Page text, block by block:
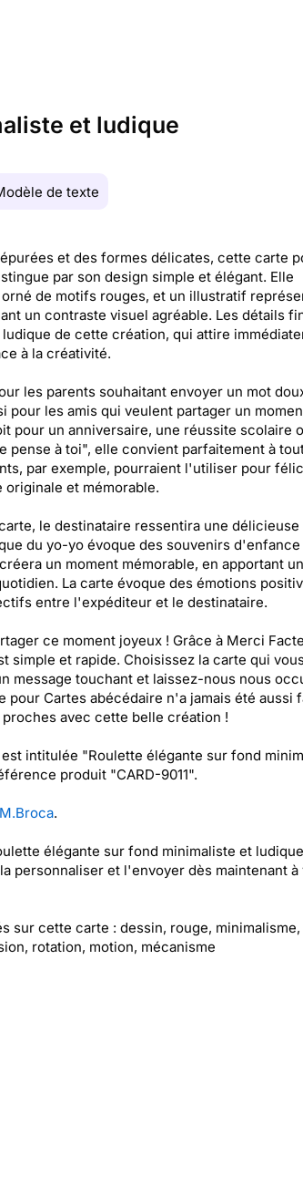
et ludique
de texte
et des formes délicates, cette carte
par son design simple et élégant. Elle
de motifs rouges, et un illustratif
un contraste visuel agréable. Les détails
de cette création, qui attire
à la créativité.
les parents souhaitant envoyer un mot
pour les amis qui veulent partager un
pour un anniversaire, une réussite scolaire
pense à toi", elle convient parfaitement à
par exemple, pourraient l'utiliser pour
originale et mémorable.
le destinataire ressentira une délicieuse
du yo-yo évoque des souvenirs d'enfance
un moment mémorable, en apportant
La carte évoque des émotions
entre l'expéditeur et le destinataire.
ce moment joyeux ! Grâce à Merci
simple et rapide. Choisissez la carte qui
message touchant et laissez-nous nous
pour Cartes abécédaire n'a jamais été aussi
avec cette belle création !
est intitulée "Roulette élégante sur fond
produit "CARD-9011".
M.Broca.
élégante sur fond minimaliste et
personnaliser et l'envoyer dès maintenant à
sur cette carte : dessin, rouge,
rotation, motion, mécanisme